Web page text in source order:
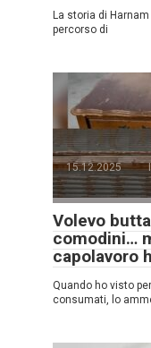
La storia di
percorso di
15.12.2025
Volevo
comodini…
capolavoro
Quando ho visto
consumati, lo